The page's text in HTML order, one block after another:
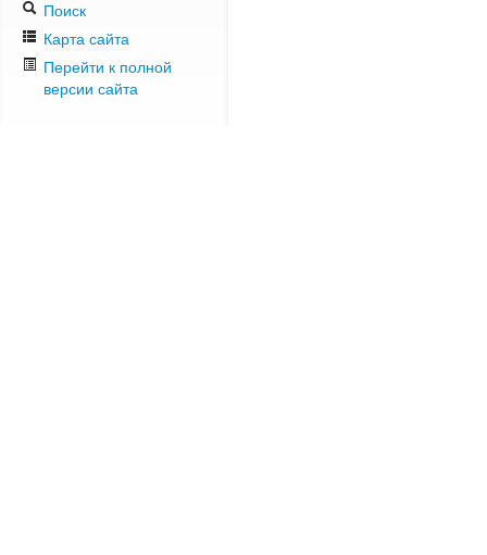
Поиск
Карта сайта
Перейти к полной
версии сайта